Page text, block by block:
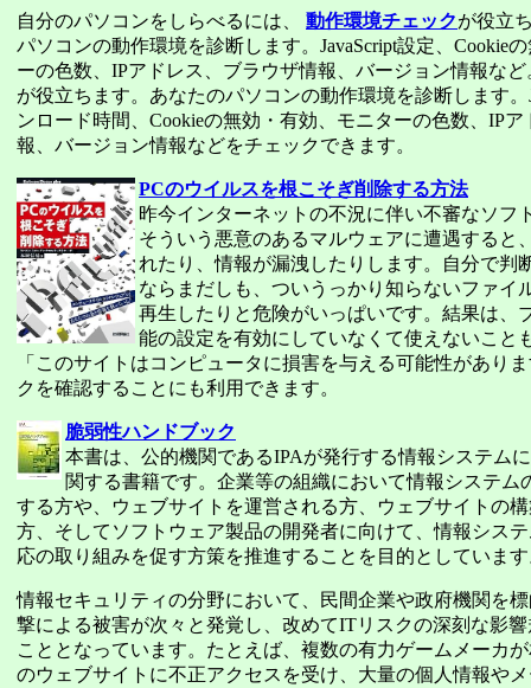
自分のパソコンをしらべるには、 動作環境チェックが役立
パソコンの動作環境を診断します。JavaScript設定、Cookie
ーの色数、IPアドレス、ブラウザ情報、バージョン情報な
が役立ちます。あなたのパソコンの動作環境を診断します。
ンロード時間、Cookieの無効・有効、モニターの色数、IP
報、バージョン情報などをチェックできます。
PCのウイルスを根こそぎ削除する方法
昨今インターネットの不況に伴い不審なソフ
そういう悪意のあるマルウェアに遭遇すると
れたり、情報が漏洩したりします。自分で判
ならまだしも、ついうっかり知らないファイ
再生したりと危険がいっぱいです。結果は、
能の設定を有効にしていなくて使えないこと
「このサイトはコンピュータに損害を与える可能性があり
クを確認することにも利用できます。
脆弱性ハンドブック
本書は、公的機関であるIPAが発行する情報システム
関する書籍です。企業等の組織において情報システム
する方や、ウェブサイトを運営される方、ウェブサイトの
方、そしてソフトウェア製品の開発者に向けて、情報シス
応の取り組みを促す方策を推進することを目的としていま
情報セキュリティの分野において、民間企業や政府機関を
撃による被害が次々と発覚し、改めてITリスクの深刻な影
こととなっています。たとえば、複数の有力ゲームメーカ
のウェブサイトに不正アクセスを受け、大量の個人情報や